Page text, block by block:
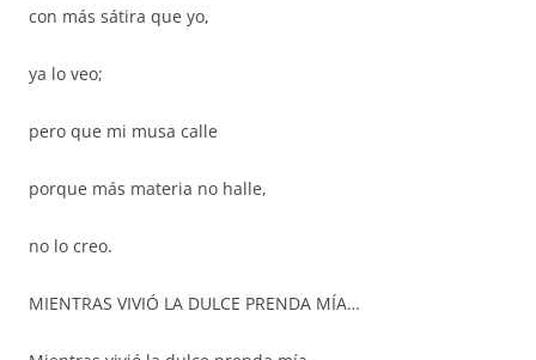
con más sátira que yo,
ya lo veo;
pero que mi musa calle
porque más materia no halle,
no lo creo.
MIENTRAS VIVIÓ LA DULCE PRENDA MÍA…